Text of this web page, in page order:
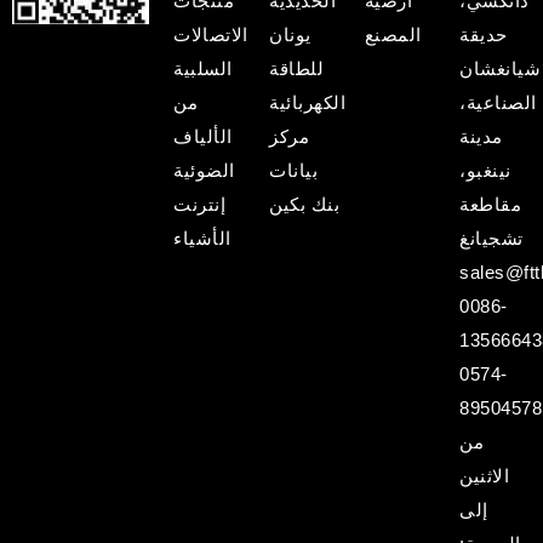
الاتصالات
السلبية
من
الألياف
الضوئية
إنترنت
الأشياء
يونان
للطاقة
الكهربائية
مركز
بيانات
بنك بكين
المصنع
حديقة
شيانغشان
الصناعية،
مدينة
نينغبو،
مقاطعة
0086-
0574-
89504578
من
الاثنين
إلى